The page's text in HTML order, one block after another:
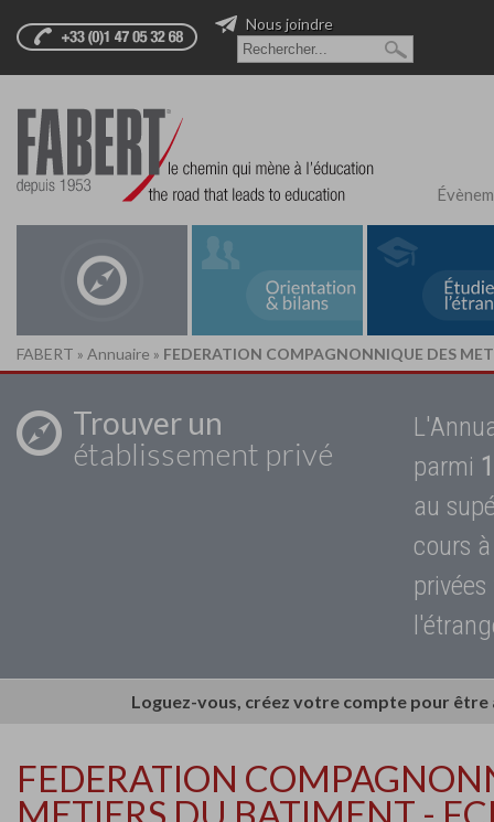
Nous joindre
FABERT » Annuaire » FEDERATION COMPAGNONNIQUE DES
Trouver un
établissement privé
parmi
au
cours
Loguez-vous, créez votre compte pour
FEDERATION